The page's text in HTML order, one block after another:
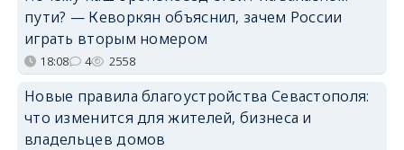
пути? — Кеворкян объяснил, зачем России
играть вторым номером
18:08 4 2558
Новые правила благоустройства Севастополя:
что изменится для жителей, бизнеса и
владельцев домов